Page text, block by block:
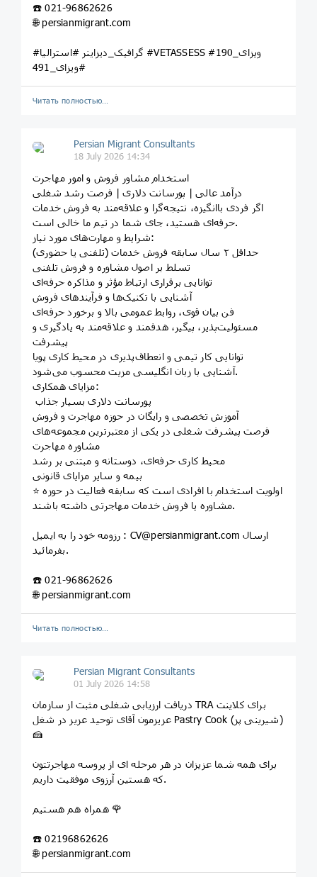
☎️ 021-96862626
🌐 persianmigrant.com
#گرافیک_دیزاینر #استرالیا #VETASSESS #ویزای_190
#ویزای_491
Читать полностью…
Persian Migrant Consultants
18 July 2026 14:34
استخدام مشاور فروش و امور مهاجرت
درآمد عالی | پورسانت دلاری | فرصت رشد شغلی
اگر فردی باانگیزه، نتیجه‌گرا و علاقه‌مند به فروش خدمات
حرفه‌ای هستید، جای شما در تیم ما خالی است.
شرایط و مهارت‌های مورد نیاز:
حداقل ۲ سال سابقه فروش خدمات (تلفنی یا حضوری)
تسلط بر اصول مشاوره و فروش تلفنی
توانایی برقراری ارتباط مؤثر و مذاکره حرفه‌ای
آشنایی با تکنیک‌ها و فرآیندهای فروش
فن بیان قوی، روابط عمومی بالا و برخورد حرفه‌ای
مسئولیت‌پذیر، پیگیر، هدفمند و علاقه‌مند به یادگیری و
پیشرفت
توانایی کار تیمی و انعطاف‌پذیری در محیط کاری پویا
آشنایی با زبان انگلیسی مزیت محسوب می‌شود.
مزایای همکاری:
پورسانت دلاری بسیار جذاب
آموزش تخصصی و رایگان در حوزه مهاجرت و فروش
فرصت پیشرفت شغلی در یکی از معتبرترین مجموعه‌های
مشاوره مهاجرت
محیط کاری حرفه‌ای، دوستانه و مبتنی بر رشد
بیمه و سایر مزایای قانونی
⭐️ اولویت استخدام با افرادی است که سابقه فعالیت در حوزه
مشاوره یا فروش خدمات مهاجرتی داشته باشند.
رزومه خود را به ایمیل : CV@persianmigrant.com ارسال
بفرمائید.
☎️ 021-96862626
🌐 persianmigrant.com
Читать полностью…
Persian Migrant Consultants
01 July 2026 14:58
دریافت ارزیابی شغلی مثبت از سازمان TRA برای کلاینت
عزیزمون آقای توحید عزیز در شغل Pastry Cook (شیرینی پز)
🍰
برای همه شما عزیزان در هر مرحله ای از پروسه مهاجرتتون
که هستین آرزوی موفقیت داریم.
همراه هم هستیم 🌹
☎️ 02196862626
🌐 persianmigrant.com